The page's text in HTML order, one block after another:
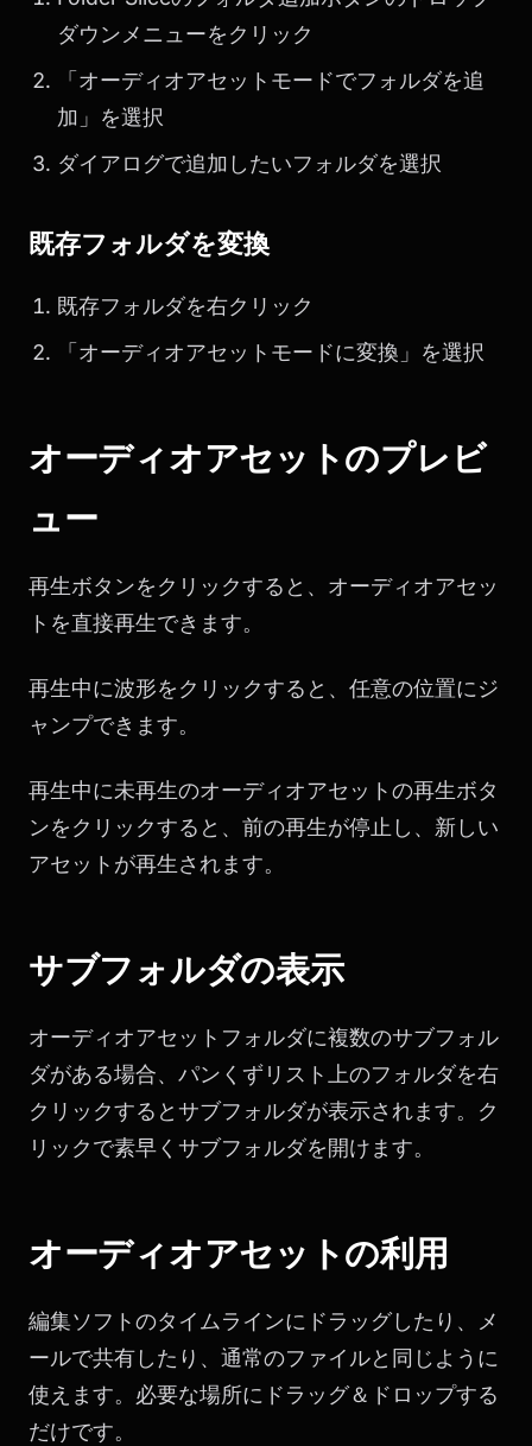
ダウンメニューをクリック
「オーディオアセットモードでフォルダを追
加」を選択
ダイアログで追加したいフォルダを選択
既存フォルダを変換
既存フォルダを右クリック
「オーディオアセットモードに変換」を選択
オーディオアセットのプレビ
ュー
再生ボタンをクリックすると、オーディオアセッ
トを直接再生できます。
再生中に波形をクリックすると、任意の位置にジ
ャンプできます。
再生中に未再生のオーディオアセットの再生ボタ
ンをクリックすると、前の再生が停止し、新しい
アセットが再生されます。
サブフォルダの表示
オーディオアセットフォルダに複数のサブフォル
ダがある場合、パンくずリスト上のフォルダを右
クリックするとサブフォルダが表示されます。ク
リックで素早くサブフォルダを開けます。
オーディオアセットの利用
編集ソフトのタイムラインにドラッグしたり、メ
ールで共有したり、通常のファイルと同じように
使えます。必要な場所にドラッグ＆ドロップする
だけです。